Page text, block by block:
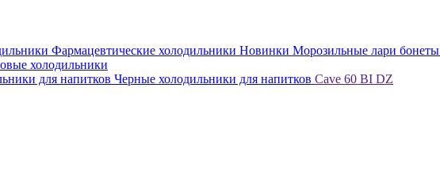
Фармацевтические холодильники Новинки Морозильные лари бонеты
холодильники
для напитков Черные холодильники для напитков Cave 60 BI DZ